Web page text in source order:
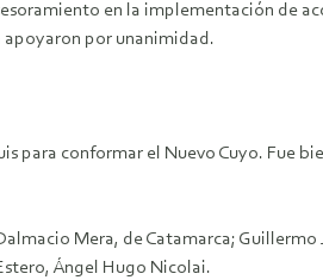
en la implementación de
por unanimidad.
para conformar el Nuevo Cuyo. Fue
Mera, de Catamarca; Guillermo
Ángel Hugo Nicolai.